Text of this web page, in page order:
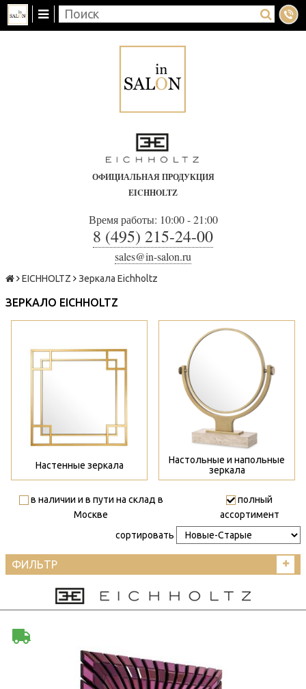
ОФИЦИАЛЬНАЯ ПРОДУКЦИЯ
EICHHOLTZ
Время работы: 10:00 - 21:00
8 (495) 215-24-00
sales@in-salon.ru
EICHHOLTZ Зеркала Eichholtz
ЗЕРКАЛО EICHHOLTZ
Настенные зеркала
>
Настольные и напольные
зеркала
в наличии и в пути на склад в
Москве
полный
ассортимент
сортировать
ФИЛЬТР